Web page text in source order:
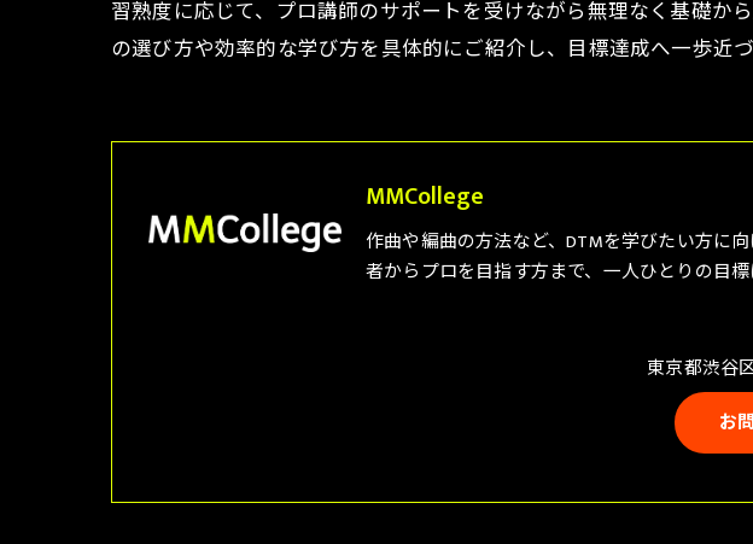
習熟度に応じて、プロ講師のサポートを受けながら無理なく基礎か
の選び方や効率的な学び方を具体的にご紹介し、目標達成へ一歩近
MMCollege
作曲や編曲の方法など、DTMを学びたい方に
者からプロを目指す方まで、一人ひとりの目
東京都渋谷
お